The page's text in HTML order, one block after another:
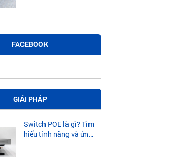
FACEBOOK
GIẢI PHÁP
Switch POE là gì? Tìm
hiểu tính năng và ứng